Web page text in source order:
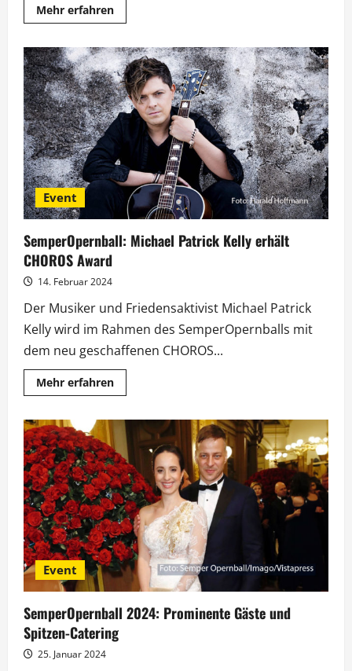
Mehr erfahrenMehr
Informationen
bringt
Neuigkeiten
zum
SemperOpernball
Event
SemperOpernball: Michael Patrick Kelly erhält
CHOROS Award
14. Februar 2024
Der Musiker und Friedensaktivist Michael Patrick
Kelly wird im Rahmen des SemperOpernballs mit
dem neu geschaffenen CHOROS...
Mehr erfahrenMehr
Informationen
Michael
Patrick
Kelly
erhält
CHOROS
Award
Event
SemperOpernball 2024: Prominente Gäste und
Spitzen-Catering
25. Januar 2024